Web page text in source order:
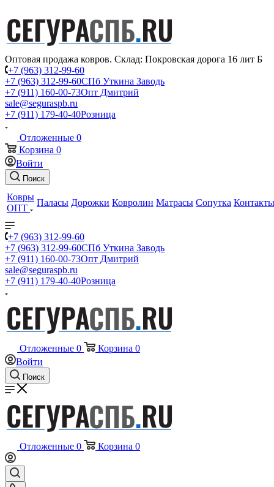
Оптовая продажа ковров. Склад: Покровская дорога 16 лит Б
+7 (963) 312-99-60
+7 (963) 312-99-60СПб Уткина Заводь
+7 (911) 160-00-73Опт Дмитрий
sale@seguraspb.ru
+7 (911) 179-40-40Розница
Отложенные 0
Корзина 0
Войти
Поиск
Ковры
ОПТ
Паласы Дорожки Ковролин Матрасы Сопутка Контакты
+7 (963) 312-99-60
+7 (963) 312-99-60СПб Уткина Заводь
+7 (911) 160-00-73Опт Дмитрий
sale@seguraspb.ru
+7 (911) 179-40-40Розница
Отложенные 0 Корзина 0
Войти
Поиск
Отложенные 0 Корзина 0